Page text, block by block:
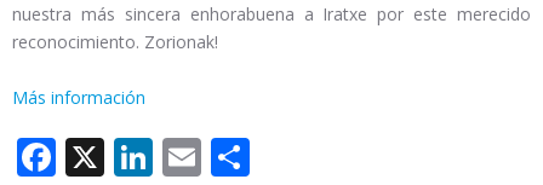
nuestra más sincera enhorabuena a Iratxe por este merecido
reconocimiento. Zorionak!
Más información
Facebook
X LinkedIn
Email